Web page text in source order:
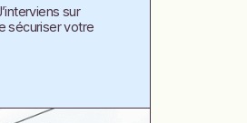
sur
sécuriser votre